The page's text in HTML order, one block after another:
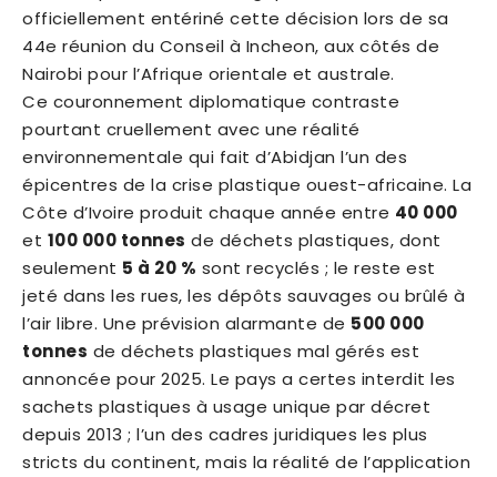
officiellement entériné cette décision lors de sa
44e réunion du Conseil à Incheon, aux côtés de
Nairobi pour l’Afrique orientale et australe.
Ce couronnement diplomatique contraste
pourtant cruellement avec une réalité
environnementale qui fait d’Abidjan l’un des
épicentres de la crise plastique ouest-africaine. La
Côte d’Ivoire produit chaque année entre 40 000
et 100 000 tonnes de déchets plastiques, dont
seulement 5 à 20 % sont recyclés ; le reste est
jeté dans les rues, les dépôts sauvages ou brûlé à
l’air libre. Une prévision alarmante de 500 000
tonnes de déchets plastiques mal gérés est
annoncée pour 2025. Le pays a certes interdit les
sachets plastiques à usage unique par décret
depuis 2013 ; l’un des cadres juridiques les plus
stricts du continent, mais la réalité de l’application